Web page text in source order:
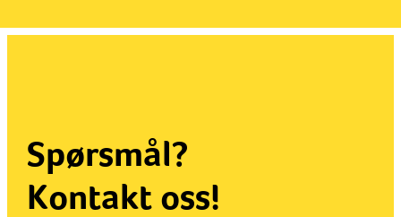
Spørsmål?
Kontakt oss!